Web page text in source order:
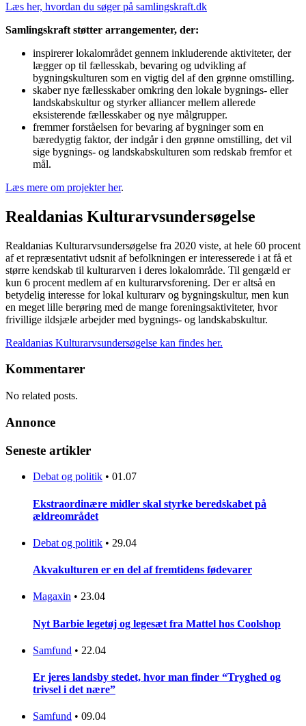
Læs her, hvordan du søger på samlingskraft.dk
Samlingskraft støtter arrangementer, der:
inspirerer lokalområdet gennem inkluderende aktiviteter, der
lægger op til fællesskab, bevaring og udvikling af
bygningskulturen som en vigtig del af den grønne omstilling.
skaber nye fællesskaber omkring den lokale bygnings- eller
landskabskultur og styrker alliancer mellem allerede
eksisterende fællesskaber og nye målgrupper.
fremmer forståelsen for bevaring af bygninger som en
bæredygtig faktor, der indgår i den grønne omstilling, det vil
sige bygnings- og landskabskulturen som redskab fremfor et
mål.
Læs mere om projekter her.
Realdanias Kulturarvsundersøgelse
Realdanias Kulturarvsundersøgelse fra 2020 viste, at hele 60 procent
af et repræsentativt udsnit af befolkningen er interesserede i at få et
større kendskab til kulturarven i deres lokalområde. Til gengæld er
kun 6 procent medlem af en kulturarvsforening. Der er altså en
betydelig interesse for lokal kulturarv og bygningskultur, men kun
en meget lille berøring med de mange foreningsaktiviteter, hvor
frivillige ildsjæle arbejder med bygnings- og landskabskultur.
Realdanias Kulturarvsundersøgelse kan findes her.
Kommentarer
No related posts.
Annonce
Seneste artikler
Debat og politik • 01.07
Ekstraordinære midler skal styrke beredskabet på
ældreområdet
Debat og politik • 29.04
Akvakulturen er en del af fremtidens fødevarer
Magaxin • 23.04
Nyt Barbie legetøj og legesæt fra Mattel hos Coolshop
Samfund • 22.04
Er jeres landsby stedet, hvor man finder “Tryghed og
trivsel i det nære”
Samfund • 09.04